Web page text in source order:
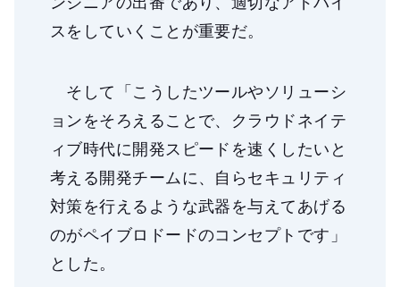
スをしていくことが重要だ。
そして「こうしたツールやソリューシ
ョンをそろえることで、クラウドネイテ
ィブ時代に開発スピードを速くしたいと
考える開発チームに、自らセキュリティ
対策を行えるような武器を与えてあげる
のがペイブロドードのコンセプトです」
とした。